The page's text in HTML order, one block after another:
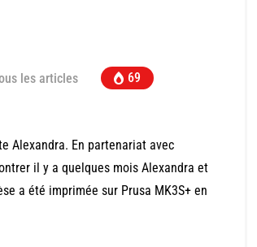
les articles 69
Alexandra. En partenariat avec
il y a quelques mois Alexandra et
a été imprimée sur Prusa MK3S+ en